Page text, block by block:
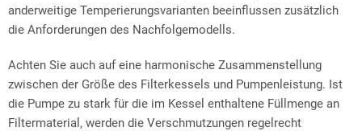
anderweitige Temperierungsvarianten beeinflussen zusätzlich
die Anforderungen des Nachfolgemodells.
Achten Sie auch auf eine harmonische Zusammenstellung
zwischen der Größe des Filterkessels und Pumpenleistung. Ist
die Pumpe zu stark für die im Kessel enthaltene Füllmenge an
Filtermaterial, werden die Verschmutzungen regelrecht